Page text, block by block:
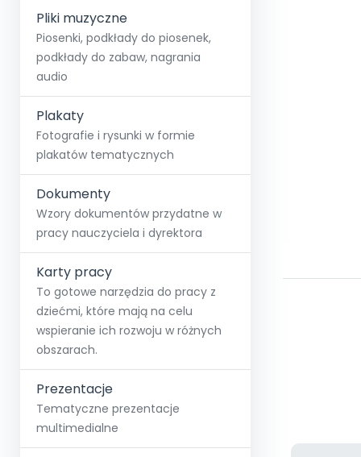
Pliki muzyczne
Piosenki, podkłady do piosenek,
podkłady do zabaw, nagrania
audio
Plakaty
Fotografie i rysunki w formie
plakatów tematycznych
Dokumenty
Wzory dokumentów przydatne w
pracy nauczyciela i dyrektora
Karty pracy
To gotowe narzędzia do pracy z
dziećmi, które mają na celu
wspieranie ich rozwoju w różnych
obszarach.
Prezentacje
Tematyczne prezentacje
multimedialne